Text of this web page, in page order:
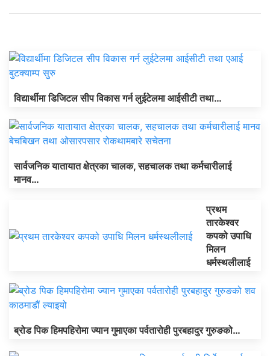
विद्यार्थीमा डिजिटल सीप विकास गर्न लुईटेलमा आईसीटी तथा…
सार्वजनिक यातायात क्षेत्रका चालक, सहचालक तथा कर्मचारीलाई
मानव…
प्रथम
तारकेश्वर
कपको उपाधि
मिलन
धर्मस्थलीलाई
ब्रोड पिक हिमपहिरोमा ज्यान गुमाएका पर्वतारोही पुरबहादुर गुरुङको…